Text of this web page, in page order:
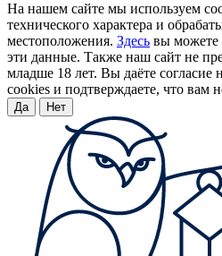
На нашем сайте мы используем
технического характера и
местоположения. Здесь вы можете
эти данные. Также наш сайт не
младше 18 лет. Вы даёте согласие
cookies и подтверждаете, что вам
Да Нет